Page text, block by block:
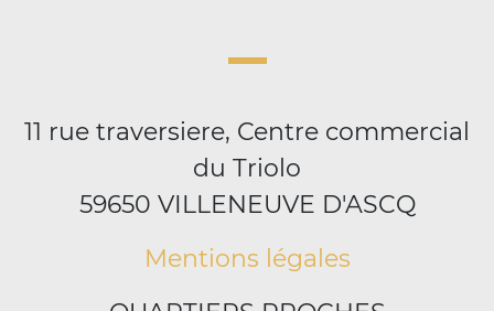
11 rue traversiere, Centre commercial
du Triolo
59650 VILLENEUVE D'ASCQ
Mentions légales